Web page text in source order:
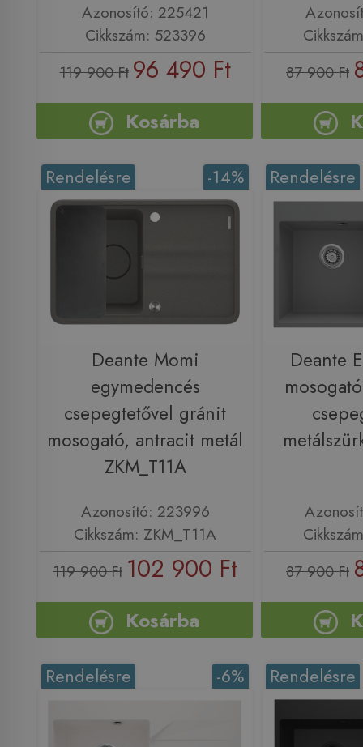
Azonosító: 225421
Cikkszám: 523396
119 900 Ft 96 490 Ft
Kosárba
87 900 Ft
-14%
Rendelésre
Deante Momi
egymedencés
csepegtetővel gránit
mosogató, antracit metál
ZKM_T11A
Azonosító: 223996
Cikkszám: ZKM_T11A
119 900 Ft 102 900 Ft
Kosárba
Rendelésre
Deante
87 900 Ft
-6%
Rendelésre Rendelésre